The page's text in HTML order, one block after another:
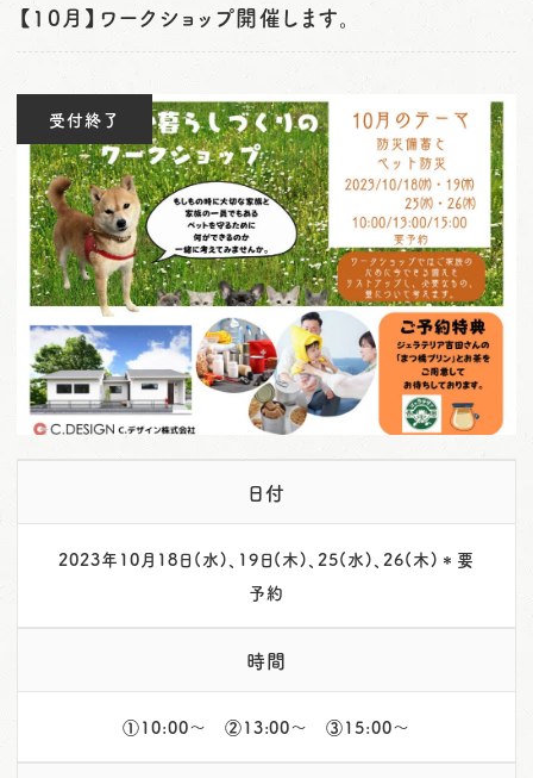
【10月】ワークショップ開催します。
受付終了
日付
2023年10月18日(水)、19日(木)、25(水)、26(木)＊要
予約
時間
①10:00～ ②13:00～ ③15:00～
a
i
o
n